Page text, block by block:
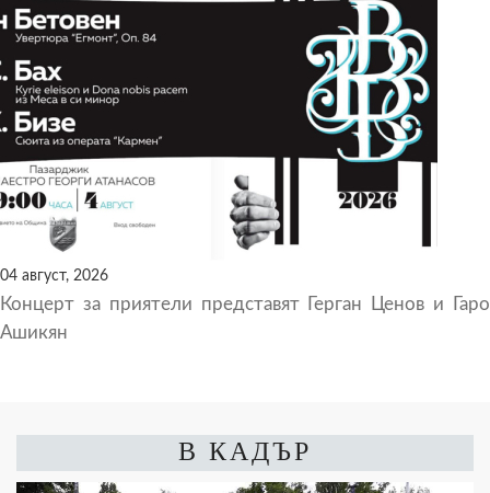
04 август, 2026
Концерт за приятели представят Герган Ценов и Гаро
Ашикян
В КАДЪР